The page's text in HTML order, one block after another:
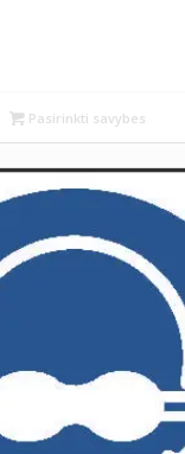
Pasirinkti savybes